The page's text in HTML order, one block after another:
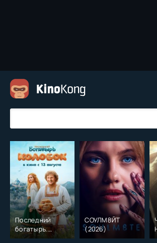
Последний
богатырь.
Колобок (2026)
СОУЛМ8ЙТ
(2026)